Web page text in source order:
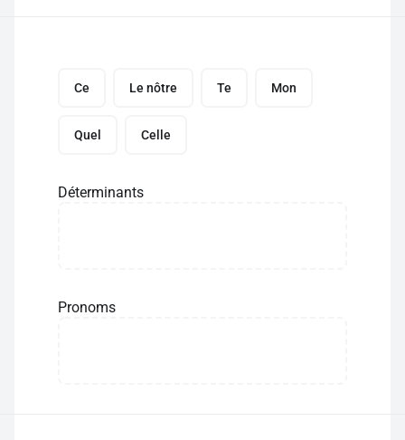
Ce Le nôtre Te Mon
Quel Celle
Déterminants
Pronoms